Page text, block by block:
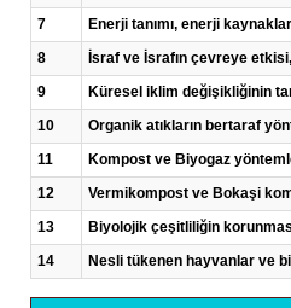
7
Enerji tanımı, enerji
8
İsraf ve İsrafın çevreye
9
Küresel iklim değişikliğinin
10
Organik atıkların bertaraf
11
Kompost ve Biyogaz
12
Vermikompost ve Bokaşi
13
Biyolojik çeşitliliğin
14
Nesli tükenen hayvanlar ve